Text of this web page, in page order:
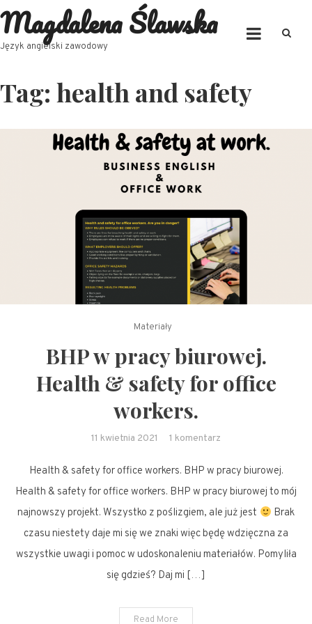
Skip
to
content
Magdalena Ślawska
Język angielski zawodowy
Tag: health and safety
Materiały
BHP w pracy biurowej.
Health & safety for office
workers.
11 kwietnia 2021 1 komentarz
w
pracy
biurowej.
&
safety
Health & safety for office workers. BHP w pracy biurowej.
Health & safety for office workers. BHP w pracy biurowej to mój
najnowszy projekt. Wszystko z poślizgiem, ale już jest
Brak
czasu niestety daje mi się we znaki więc będę wdzięczna za
wszystkie uwagi i pomoc w udoskonaleniu materiałów. Pomyliła
się gdzieś? Daj mi […]
Read More